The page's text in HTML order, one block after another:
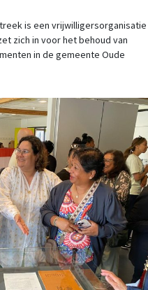
is een vrijwilligersorganisatie
zich in voor het behoud van
in de gemeente Oude